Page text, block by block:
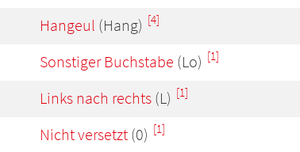
Hangeul (Hang) [4]
Sonstiger Buchstabe (Lo) [1]
Links nach rechts (L) [1]
Nicht versetzt (0) [1]